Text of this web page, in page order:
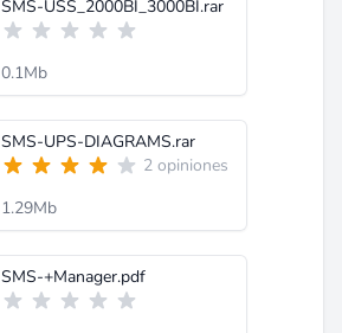
SMS-USS_2000BI_3000BI.rar
0.1Mb
SMS-UPS-DIAGRAMS.rar
2 opiniones
1.29Mb
SMS-+Manager.pdf